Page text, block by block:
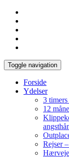
Toggle navigation
Forside
Ydelser
3
12
Rejser